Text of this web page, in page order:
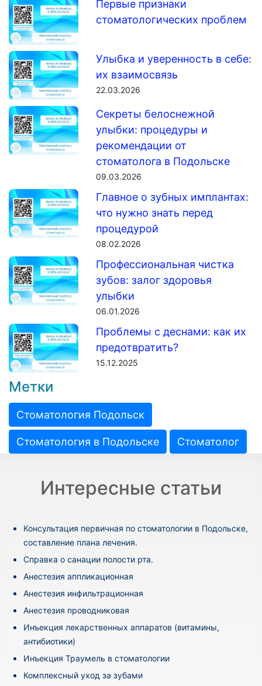
Первые признаки
стоматологических проблем
Улыбка и уверенность в себе:
их взаимосвязь
22.03.2026
Секреты белоснежной
улыбки: процедуры и
рекомендации от
стоматолога в Подольске
09.03.2026
Главное о зубных имплантах:
что нужно знать перед
процедурой
08.02.2026
Профессиональная чистка
зубов: залог здоровья
улыбки
06.01.2026
Проблемы с деснами: как их
предотвратить?
15.12.2025
Метки
Стоматология Подольск
Стоматология в Подольске Стоматолог
Интересные статьи
Консультация первичная по стоматологии в Подольске,
составление плана лечения.
Cправка о санации полости рта.
Анестезия аппликационная
Анестезия инфильтрационная
Анестезия проводниковая
Инъекция лекарственных аппаратов (витамины,
антибиотики)
Инъекция Траумель в стоматологии
Комплексный уход за зубами